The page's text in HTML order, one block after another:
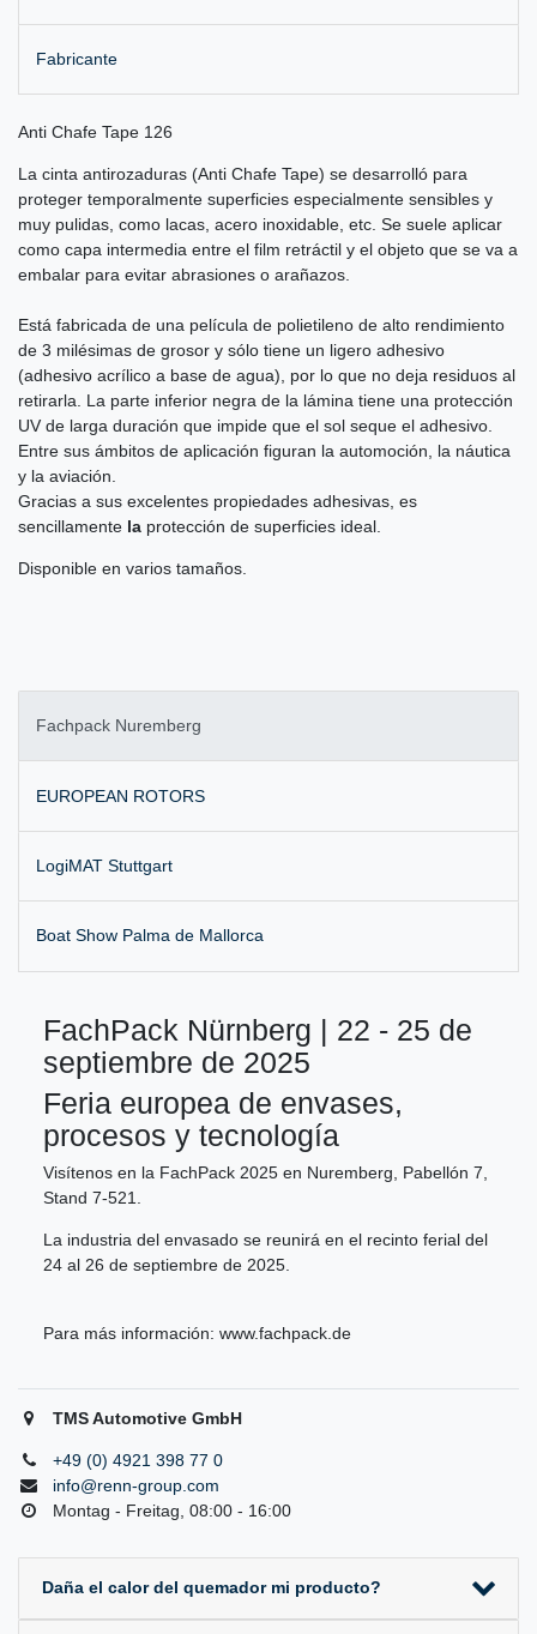
Fabricante
Anti Chafe Tape 126
La cinta antirozaduras (Anti Chafe Tape) se desarrolló para
proteger temporalmente superficies especialmente sensibles y
muy pulidas, como lacas, acero inoxidable, etc. Se suele aplicar
como capa intermedia entre el film retráctil y el objeto que se va a
embalar para evitar abrasiones o arañazos.
Está fabricada de una película de polietileno de alto rendimiento
de 3 milésimas de grosor y sólo tiene un ligero adhesivo
(adhesivo acrílico a base de agua), por lo que no deja residuos al
retirarla. La parte inferior negra de la lámina tiene una protección
UV de larga duración que impide que el sol seque el adhesivo.
Entre sus ámbitos de aplicación figuran la automoción, la náutica
y la aviación.
Gracias a sus excelentes propiedades adhesivas, es
sencillamente la protección de superficies ideal.
Disponible en varios tamaños.
Fachpack Nuremberg
EUROPEAN ROTORS
LogiMAT Stuttgart
Boat Show Palma de Mallorca
FachPack Nürnberg | 22 - 25 de
septiembre de 2025
Feria europea de envases,
procesos y tecnología
Visítenos en la FachPack 2025 en Nuremberg, Pabellón 7,
Stand 7-521.
La industria del envasado se reunirá en el recinto ferial del
24 al 26 de septiembre de 2025.
Para más información: www.fachpack.de
TMS Automotive GmbH
+49 (0) 4921 398 77 0
info@renn-group.com
Montag - Freitag, 08:00 - 16:00
Daña el calor del quemador mi producto?